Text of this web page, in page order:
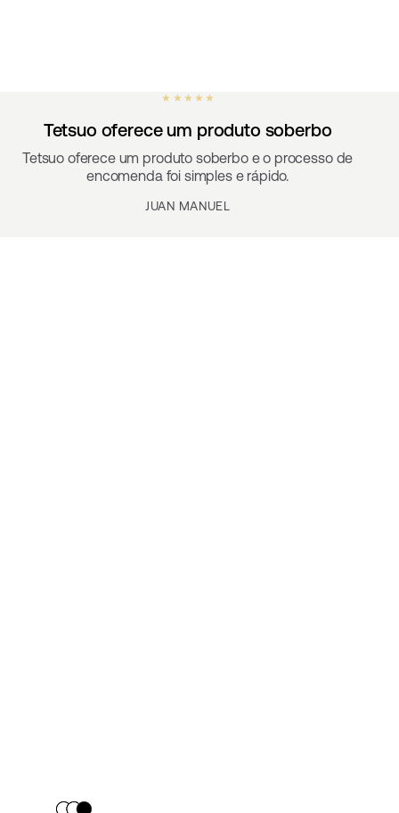
★ ★ ★ ★ ★
Tetsuo oferece um produto soberbo
Tetsuo oferece um produto soberbo e o processo de
encomenda foi simples e rápido.
JUAN MANUEL